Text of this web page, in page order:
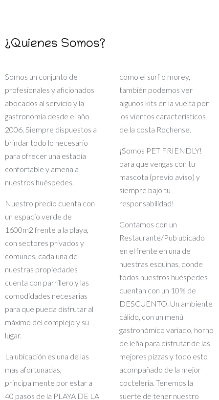
¿Quienes Somos?
Somos un conjunto de
profesionales y aficionados
abocados al servicio y la
gastronomía desde el año
2006. Siempre dispuestos a
brindar todo lo necesario
para ofrecer una estadía
confortable y amena a
nuestros huéspedes.
Nuestro predio cuenta con
un espacio verde de
1600m2 frente a la playa,
con sectores privados y
comunes, cada una de
nuestras propiedades
cuenta con parrillero y las
comodidades necesarias
para que pueda disfrutar al
máximo del complejo y su
lugar.
La ubicación es una de las
mas afortunadas,
principalmente por estar a
40 pasos de la PLAYA DE LA
como el surf o morey,
también podemos ver
algunos kits en la vuelta por
los vientos característicos
de la costa Rochense.
¡Somos PET FRIENDLY!
para que vengas con tu
mascota (previo aviso) y
siempre bajo tu
responsabilidad!
Contamos con un
Restaurante/Pub ubicado
en el frente en una de
nuestras esquinas, donde
todos nuestros huéspedes
cuentan con un 10% de
DESCUENTO. Un ambiente
cálido, con un menú
gastronómico variado, horno
de leña para disfrutar de las
mejores pizzas y todo esto
acompañado de la mejor
cocteleria. Tenemos la
suerte de tener nuestro